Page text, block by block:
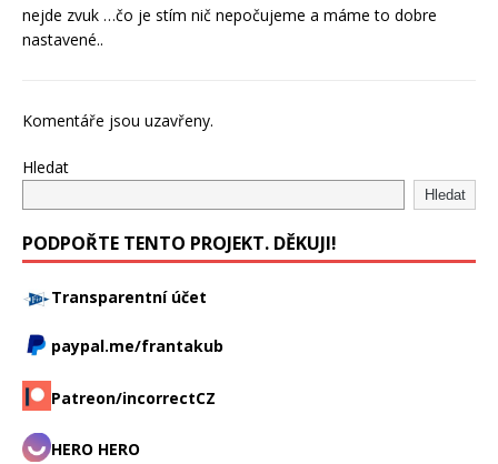
nejde zvuk …čo je stím nič nepočujeme a máme to dobre
nastavené..
Komentáře jsou uzavřeny.
Hledat
Hledat
PODPOŘTE TENTO PROJEKT. DĚKUJI!
Transparentní účet
paypal.me/frantakub
Patreon/incorrectCZ
HERO HERO